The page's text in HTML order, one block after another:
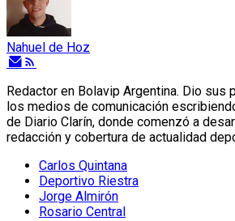
Nahuel de Hoz
Redactor en Bolavip Argentina. Dio sus
los medios de comunicación
de Diario Clarín, donde comenzó a
redacción y cobertura de actualidad
Carlos Quintana
Deportivo Riestra
Jorge Almirón
Rosario Central